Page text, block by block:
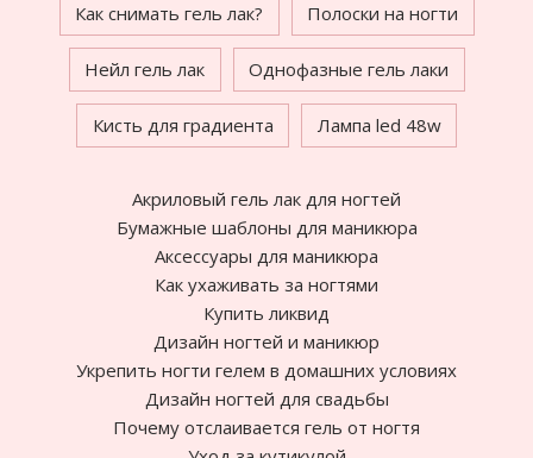
Как снимать гель лак? Полоски на ногти
Нейл гель лак Однофазные гель лаки
Кисть для градиента Лампа led 48w
Акриловый гель лак для ногтей
Бумажные шаблоны для маникюра
Аксессуары для маникюра
Как ухаживать за ногтями
Купить ликвид
Дизайн ногтей и маникюр
Укрепить ногти гелем в домашних условиях
Дизайн ногтей для свадьбы
Почему отслаивается гель от ногтя